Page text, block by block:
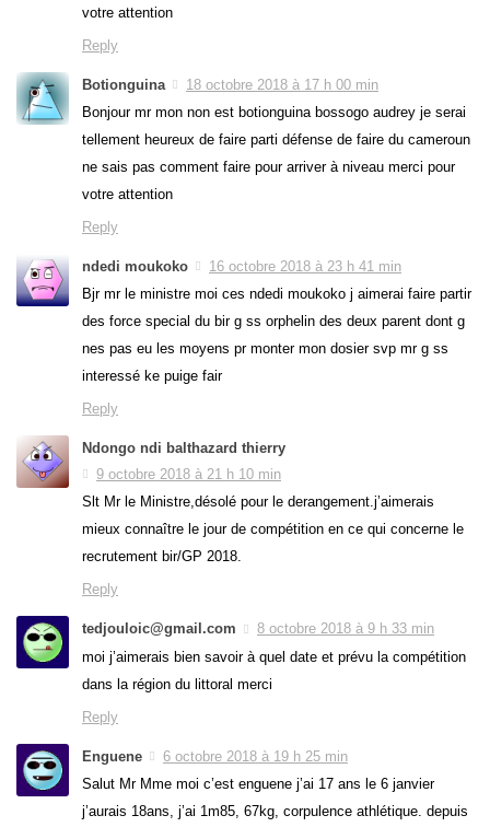
votre attention
Reply
Botionguina
18 octobre 2018 à 17 h 00 min
Bonjour mr mon non est botionguina bossogo audrey je serai
tellement heureux de faire parti défense de faire du cameroun
ne sais pas comment faire pour arriver à niveau merci pour
votre attention
Reply
ndedi moukoko
16 octobre 2018 à 23 h 41 min
Bjr mr le ministre moi ces ndedi moukoko j aimerai faire partir
des force special du bir g ss orphelin des deux parent dont g
nes pas eu les moyens pr monter mon dosier svp mr g ss
interessé ke puige fair
Reply
Ndongo ndi balthazard thierry
9 octobre 2018 à 21 h 10 min
Slt Mr le Ministre,désolé pour le derangement.j’aimerais
mieux connaître le jour de compétition en ce qui concerne le
recrutement bir/GP 2018.
Reply
tedjouloic@gmail.com
8 octobre 2018 à 9 h 33 min
moi j’aimerais bien savoir à quel date et prévu la compétition
dans la région du littoral merci
Reply
Enguene
6 octobre 2018 à 19 h 25 min
Salut Mr Mme moi c’est enguene j’ai 17 ans le 6 janvier
j’aurais 18ans, j’ai 1m85, 67kg, corpulence athlétique. depuis